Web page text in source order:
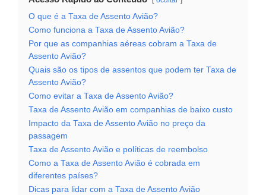
O que é a Taxa de Assento Avião?
Como funciona a Taxa de Assento Avião?
Por que as companhias aéreas cobram a Taxa de
Assento Avião?
Quais são os tipos de assentos que podem ter Taxa de
Assento Avião?
Como evitar a Taxa de Assento Avião?
Taxa de Assento Avião em companhias de baixo custo
Impacto da Taxa de Assento Avião no preço da
passagem
Taxa de Assento Avião e políticas de reembolso
Como a Taxa de Assento Avião é cobrada em
diferentes países?
Dicas para lidar com a Taxa de Assento Avião